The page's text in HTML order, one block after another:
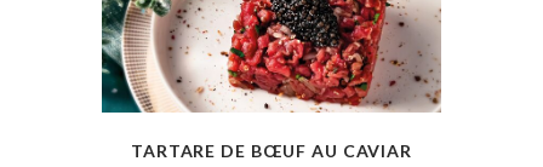
TARTARE DE BŒUF AU CAVIAR